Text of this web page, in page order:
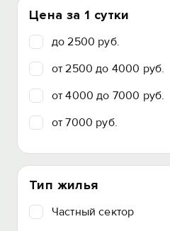
Цена за 1 сутки
до 2500 руб.
от 2500 до 4000 руб.
от 4000 до 7000 руб.
от 7000 руб.
Тип жилья
Частный сектор